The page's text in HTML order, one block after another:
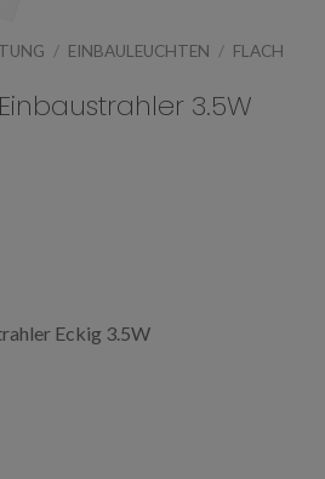
/ EINBAULEUCHTEN / FLACH
3.5W
Eckig 3.5W